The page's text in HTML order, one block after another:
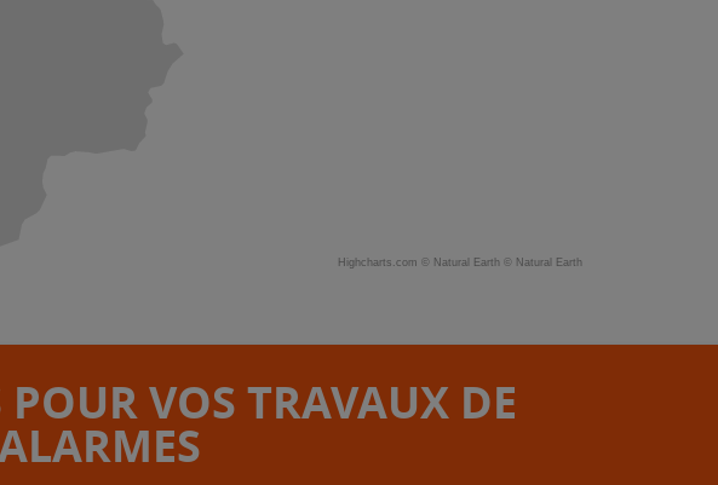
Highcharts.com © Natural Earth © Natural Earth
VOS TRAVAUX DE